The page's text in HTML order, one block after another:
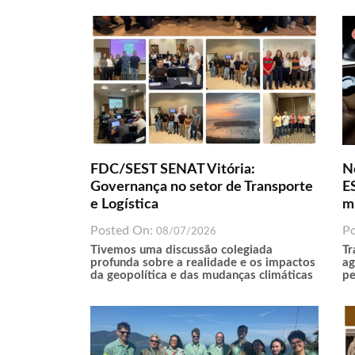
FDC/SEST SENAT Vitória:
Governança no setor de Transporte
e Logística
Posted On: 08/07/2026
Tivemos uma discussão colegiada
profunda sobre a realidade e os impactos
da geopolítica e das mudanças climáticas